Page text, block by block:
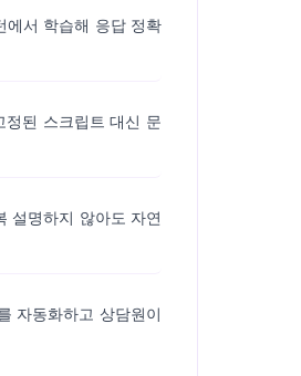
서 학습해 응답 정확
된 스크립트 대신 문
명하지 않아도 자연
자동화하고 상담원이